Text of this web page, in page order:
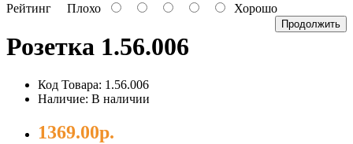
Рейтинг Плохо Хорошо
Продолжить
Розетка 1.56.006
Код Товара: 1.56.006
Наличие: В наличии
1369.00р.